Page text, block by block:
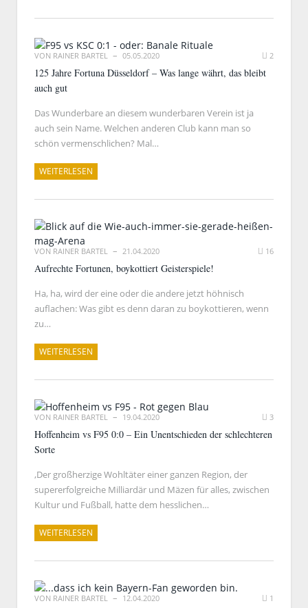
VON RAINER BARTEL 05.05.2020 2
125 Jahre Fortuna Düsseldorf – Was lange währt, das bleibt
auch gut
Das Wunderbare an diesem wunderbaren Verein ist ja
auch sein Name. Welchen anderen Club kann man so
schön vermenschlichen? Mal…
WEITERLESEN
VON RAINER BARTEL 21.04.2020 16
Aufrechte Fortunen, boykottiert Geisterspiele!
Ha, ha, wird der eine oder die andere jetzt höhnisch
auflachen: Was gibt es denn daran zu boykottieren, wenn
zu…
WEITERLESEN
VON RAINER BARTEL 19.04.2020 3
Hoffenheim vs F95 0:0 – Ein Unentschieden der schlechteren
Sorte
,Der großherzige Wohltäter einer ganzen Region, der
supererfolgreiche Milliardär und Mäzen für alles, zwischen
Kultur und Fußball, hatte dem hesslichen…
WEITERLESEN
VON RAINER BARTEL 12.04.2020 1